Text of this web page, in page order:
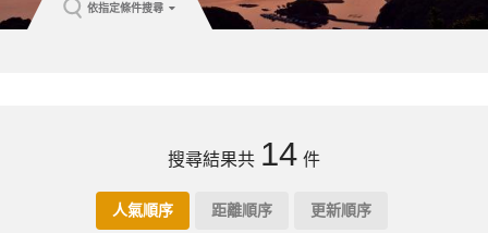
依指定條件搜尋
搜尋結果共 14 件
人氣順序 距離順序 更新順序